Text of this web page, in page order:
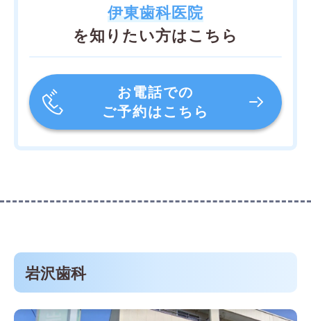
伊東歯科医院
を知りたい方はこちら
お電話での
ご予約はこちら
岩沢歯科